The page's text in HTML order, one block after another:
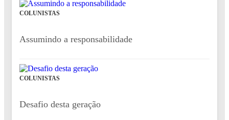
COLUNISTAS
Assumindo a responsabilidade
COLUNISTAS
Desafio desta geração